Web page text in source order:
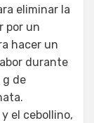
eliminar la
por un
hacer un
durante
g de
el cebollino,